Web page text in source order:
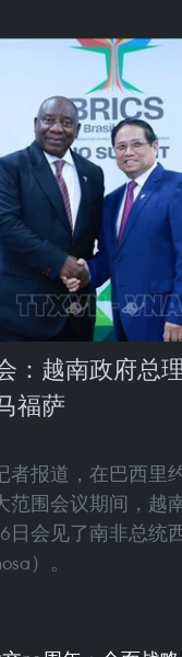
：越南政府总
福萨
者报道，在巴西里
范围会议期间，越
日会见了南非总统
）。